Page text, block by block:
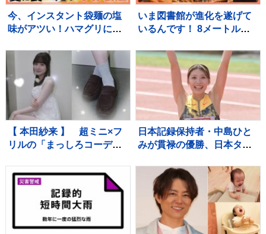
今、インスタント袋麺の塩
味がアツい！ハマグリに毛
麺も！専門家ゲキ推しの7品
を大家族が1週間ガチ比較！
【それスタ】
いま図書館が進化を遂げて
いるんです！ 8メートルの
ー、音楽スタジオまで！ 図
書館の専門家が厳選した進
化系図書館ベスト7をご紹
介！
【 本田紗来 】 超ミニ×フ
リルの「まっしろコーデ」
わ！」と絶賛 「天使すぎ
っ」可愛さにファン歓喜
日本記録保持者・中島ひと
みが貫禄の優勝、日本タイ
を制す 予選で12秒62の日
本新をマーク【陸上・富士
北麓ワールドトライアル】